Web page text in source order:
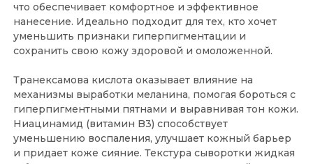
что обеспечивает комфортное и эффективное
нанесение. Идеально подходит для тех, кто хочет
уменьшить признаки гиперпигментации и
сохранить свою кожу здоровой и омоложенной.
Транексамова кислота оказывает влияние на
механизмы выработки меланина, помогая бороться с
гиперпигментными пятнами и выравнивая тон кожи.
Ниацинамид (витамин B3) способствует
уменьшению воспаления, улучшает кожный барьер
и придает коже сияние. Текстура сыворотки жидкая